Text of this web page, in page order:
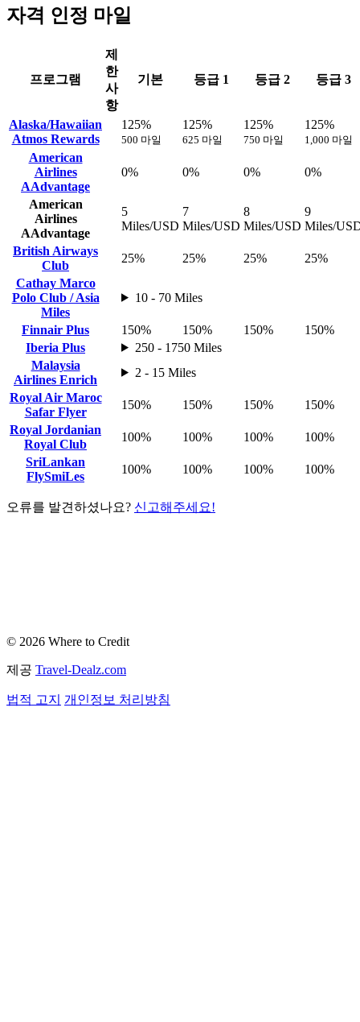
자격 인정 마일
프로그램
제
한
사
항
기본 등급 1 등급 2 등급 3
Alaska/Hawaiian
Atmos Rewards
125%
500 마일
125%
625 마일
125%
750 마일
125%
1,000 마일
American
Airlines
AAdvantage
0% 0% 0% 0%
American
Airlines
AAdvantage
5
Miles/USD
7
Miles/USD
8
Miles/USD
9
Miles/
British Airways
Club
25% 25% 25%
25%
Cathay Marco
Polo Club / Asia
Miles
10 - 70 Miles
Finnair Plus 150% 150% 150%
150%
Iberia Plus
250 - 1750 Miles
Malaysia
Airlines Enrich
2 - 15 Miles
Royal Air Maroc
Safar Flyer
150% 150% 150%
150%
Royal Jordanian
Royal Club
100% 100% 100%
100%
SriLankan
FlySmiLes
100% 100% 100% 100%
오류를 발견하셨나요? 신고해주세요!
© 2026 Where to Credit
제공 Travel-Dealz.com
법적 고지 개인정보 처리방침